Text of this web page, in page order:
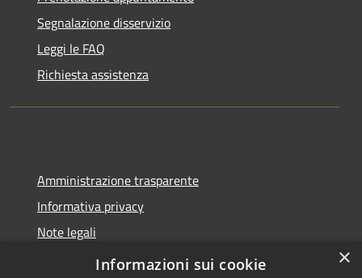
Segnalazione disservizio
Leggi le FAQ
Richiesta assistenza
Amministrazione trasparente
Informativa privacy
Note legali
Dichiarazione di accessibilità
×
Informazioni sui cookie